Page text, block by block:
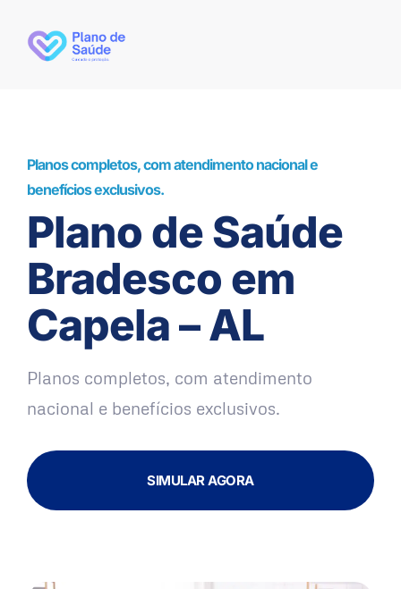
Planos completos, com atendimento nacional e
benefícios exclusivos.
Plano de Saúde
Bradesco em
Capela – AL
Planos completos, com atendimento
nacional e benefícios exclusivos.
SIMULAR AGORA